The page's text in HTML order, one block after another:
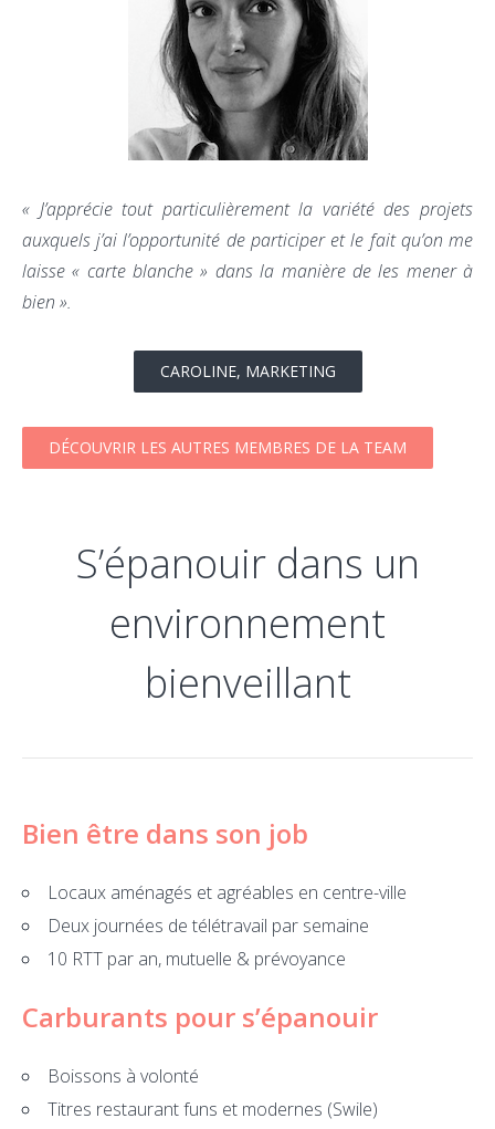
« J’apprécie tout particulièrement la variété des projets
auxquels j’ai l’opportunité de participer et le fait qu’on me
laisse « carte blanche » dans la manière de les mener à
bien ».
CAROLINE, MARKETING
DÉCOUVRIR LES AUTRES MEMBRES DE LA TEAM
S’épanouir dans un
environnement
bienveillant
Bien être dans son job
Locaux aménagés et agréables en centre-ville
Deux journées de télétravail par semaine
10 RTT par an, mutuelle & prévoyance
Carburants pour s’épanouir
Boissons à volonté
Titres restaurant funs et modernes (Swile)